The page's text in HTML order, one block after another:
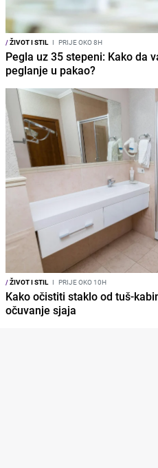
/ŽIVOT I STIL I PRIJE OKO 8H
Pegla uz 35 stepeni: Kako da
peglanje u pakao?
/ŽIVOT I STIL I PRIJE OKO 10H
Kako očistiti staklo od tuš-
očuvanje sjaja